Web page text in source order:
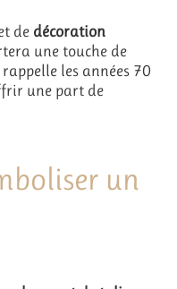
de décoration
une touche de
les années 70
une part de
un